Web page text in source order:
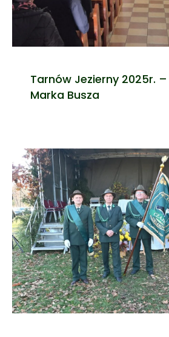
Tarnów Jezierny 2025r.
Marka Busza